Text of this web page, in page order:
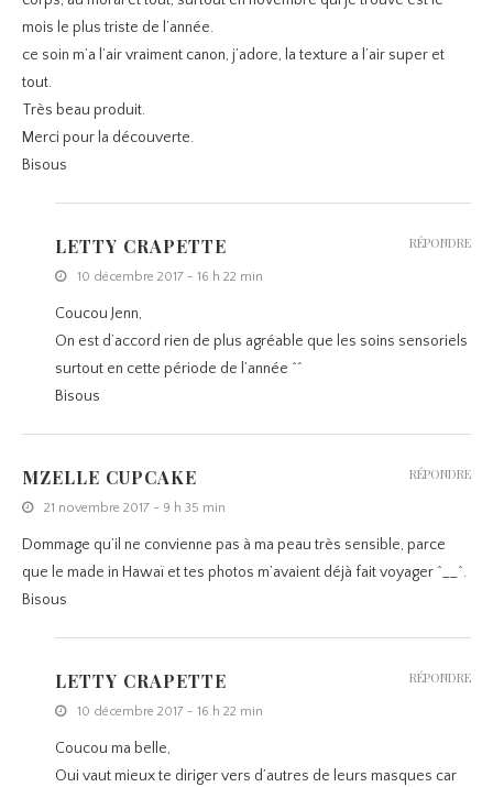
mois le plus triste de l’année.
ce soin m’a l’air vraiment canon, j’adore, la texture a l’air super et
tout.
Très beau produit.
Merci pour la découverte.
Bisous
LETTY CRAPETTE
10 décembre 2017 - 16 h 22 min
Coucou Jenn,
On est d’accord rien de plus agréable que les soins sensoriels
surtout en cette période de l’année ^^
Bisous
RÉPONDRE
MZELLE CUPCAKE
21 novembre 2017 - 9 h 35 min
Dommage qu’il ne convienne pas à ma peau très sensible, parce
que le made in Hawaï et tes photos m’avaient déjà fait voyager ^__^.
Bisous
RÉPONDRE
LETTY CRAPETTE
10 décembre 2017 - 16 h 22 min
Coucou ma belle,
Oui vaut mieux te diriger vers d’autres de leurs masques car
RÉPONDRE